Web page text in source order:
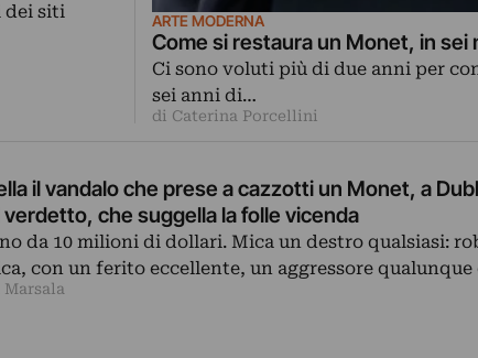
dei siti
ARTE MODERNA
Come si restaura un Monet, in sei
Ci sono voluti più di due anni per
sei anni di…
di Caterina Porcellini
il vandalo che prese a cazzotti un Monet, a
verdetto, che suggella la folle vicenda
da 10 milioni di dollari. Mica un destro qualsiasi:
con un ferito eccellente, un aggressore